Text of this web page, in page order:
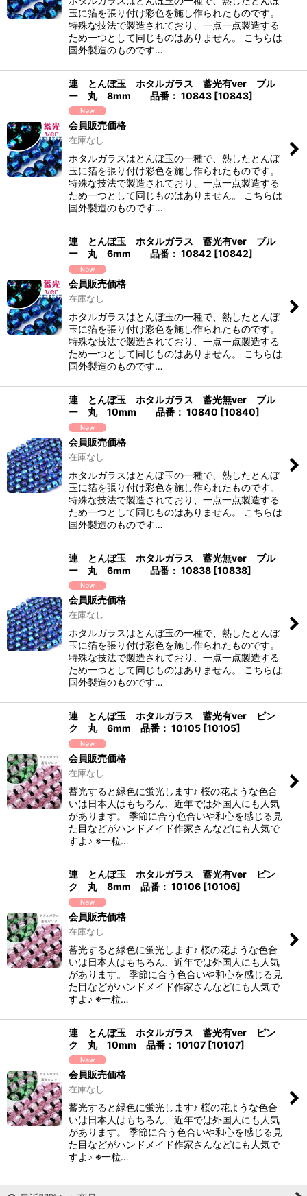
玉に箔を張り付け彩色を施し作られたものです。
特殊な技法で製造されており、一点一点製造する
ため一つとして同じものはありません。 こちらは
国外製造のものです…
連 とんぼ玉 ホタルガラス 蓄光有ver ブル
ー 丸 8mm 品番： 10843 [10843]
会員販売価格
在庫なし
ホタルガラスはとんぼ玉の一種で、熱したとんぼ
玉に箔を張り付け彩色を施し作られたものです。
特殊な技法で製造されており、一点一点製造する
ため一つとして同じものはありません。 こちらは
国外製造のものです…
連 とんぼ玉 ホタルガラス 蓄光有ver ブル
ー 丸 6mm 品番： 10842 [10842]
会員販売価格
在庫なし
ホタルガラスはとんぼ玉の一種で、熱したとんぼ
玉に箔を張り付け彩色を施し作られたものです。
特殊な技法で製造されており、一点一点製造する
ため一つとして同じものはありません。 こちらは
国外製造のものです…
連 とんぼ玉 ホタルガラス 蓄光無ver ブル
ー 丸 10mm 品番： 10840 [10840]
会員販売価格
在庫なし
ホタルガラスはとんぼ玉の一種で、熱したとんぼ
玉に箔を張り付け彩色を施し作られたものです。
特殊な技法で製造されており、一点一点製造する
ため一つとして同じものはありません。 こちらは
国外製造のものです…
連 とんぼ玉 ホタルガラス 蓄光無ver ブル
ー 丸 6mm 品番： 10838 [10838]
会員販売価格
在庫なし
ホタルガラスはとんぼ玉の一種で、熱したとんぼ
玉に箔を張り付け彩色を施し作られたものです。
特殊な技法で製造されており、一点一点製造する
ため一つとして同じものはありません。 こちらは
国外製造のものです…
連 とんぼ玉 ホタルガラス 蓄光有ver ピン
ク 丸 6mm 品番： 10105 [10105]
会員販売価格
在庫なし
蓄光すると緑色に蛍光します♪ 桜の花ような色合
いは日本人はもちろん、近年では外国人にも人気
があります。 季節に合う色合いや和心を感じる見
た目などがハンドメイド作家さんなどにも人気で
すよ♪ ※一粒…
連 とんぼ玉 ホタルガラス 蓄光有ver ピン
ク 丸 8mm 品番： 10106 [10106]
会員販売価格
在庫なし
蓄光すると緑色に蛍光します♪ 桜の花ような色合
いは日本人はもちろん、近年では外国人にも人気
があります。 季節に合う色合いや和心を感じる見
た目などがハンドメイド作家さんなどにも人気で
すよ♪ ※一粒…
連 とんぼ玉 ホタルガラス 蓄光有ver ピン
ク 丸 10mm 品番： 10107 [10107]
会員販売価格
在庫なし
蓄光すると緑色に蛍光します♪ 桜の花ような色合
いは日本人はもちろん、近年では外国人にも人気
があります。 季節に合う色合いや和心を感じる見
た目などがハンドメイド作家さんなどにも人気で
すよ♪ ※一粒…